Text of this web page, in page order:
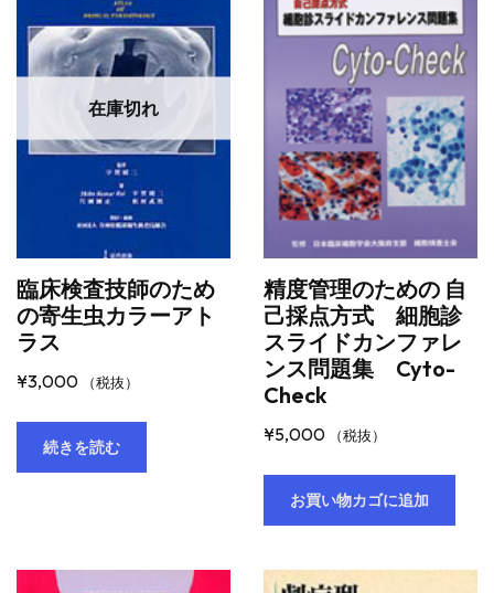
在庫切れ
臨床検査技師のため
の寄生虫カラーアト
ラス
¥3,000 （税抜）
続きを読む
精度管理のための 自
己採点方式 細胞診
スライドカンファレ
ンス問題集 Cyto-
Check
¥5,000 （税抜）
お買い物カゴに追加